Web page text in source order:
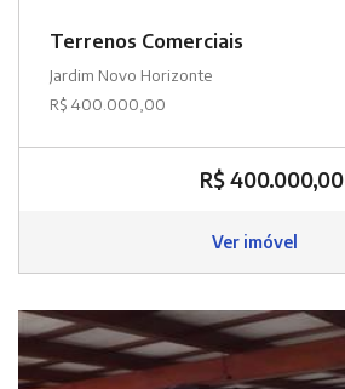
Terrenos Comerciais
Jardim Novo Horizonte
R$ 400.000,00
R$ 400.000,00
Ver imóvel